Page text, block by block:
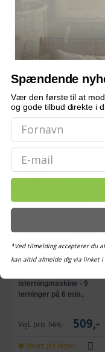
Hvor meget
Hvor mange
Hvilke
Bemærk: FAQ er
mangler, og
OFTE KØBT
POPULÆR
isterningmaskine - 9
terninger på 6 min.,
Vejl. pris 569,- 509,-
Snart på lager
Spændende
Vær den første til at
og gode tilbud direkte i
Email
*Ved tilmelding accepterer du
kan altid afmelde dig via linket